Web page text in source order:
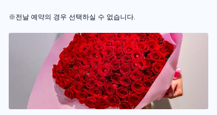
※전날 예약의 경우 선택하실 수 없습니다.